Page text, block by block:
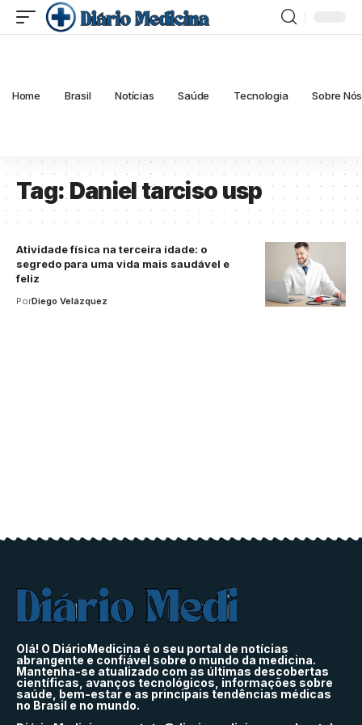
Home Brasil Notícias Saúde Tecnologia Sobre Nós
Tag:Daniel tarciso usp
Atividade física na terceira idade: o
segredo para uma vida mais saudável e
feliz
PorDiego Velázquez
Olá! O DiárioMedicina é o seu portal de notícias
abrangente e confiável sobre o mundo da medicina.
Mantenha-se atualizado com as últimas descobertas
científicas, avanços tecnológicos, informações sobre
saúde, bem-estar e as principais tendências médicas
no Brasil e no mundo.